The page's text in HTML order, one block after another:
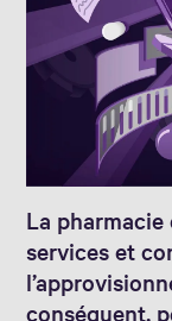
La
services et
conséquent,